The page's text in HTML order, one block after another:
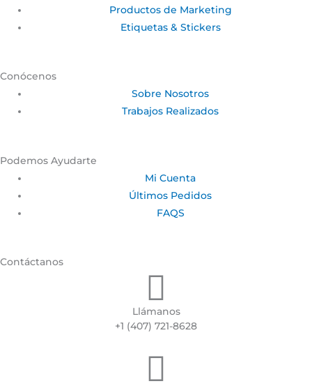
Productos de Marketing
Etiquetas & Stickers
Conócenos
Sobre Nosotros
Trabajos Realizados
Podemos Ayudarte
Mi Cuenta
Últimos Pedidos
FAQS
Contáctanos
Llámanos
+1 (407) 721-8628